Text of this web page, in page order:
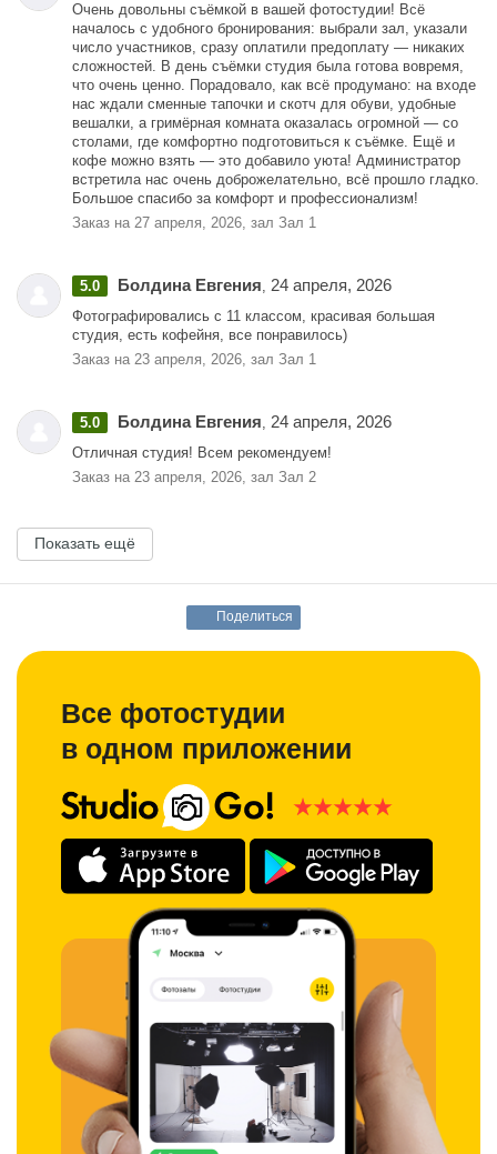
Очень довольны съёмкой в вашей фотостудии! Всё
началось с удобного бронирования: выбрали зал, указали
число участников, сразу оплатили предоплату — никаких
сложностей. В день съёмки студия была готова вовремя,
что очень ценно. Порадовало, как всё продумано: на входе
нас ждали сменные тапочки и скотч для обуви, удобные
вешалки, а гримёрная комната оказалась огромной — со
столами, где комфортно подготовиться к съёмке. Ещё и
кофе можно взять — это добавило уюта! Администратор
встретила нас очень доброжелательно, всё прошло гладко.
Большое спасибо за комфорт и профессионализм!
Заказ на 27 апреля, 2026, зал Зал 1
5.0 Болдина Евгения, 24 апреля, 2026
Фотографировались с 11 классом, красивая большая
студия, есть кофейня, все понравилось)
Заказ на 23 апреля, 2026, зал Зал 1
5.0 Болдина Евгения, 24 апреля, 2026
Отличная студия! Всем рекомендуем!
Заказ на 23 апреля, 2026, зал Зал 2
Показать ещё
Поделиться
Все фотостудии
в одном приложении